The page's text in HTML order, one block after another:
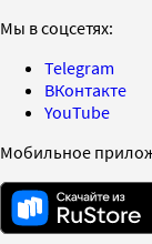
Мы в соцсетях:
Telegram
ВКонтакте
YouTube
Мобильное